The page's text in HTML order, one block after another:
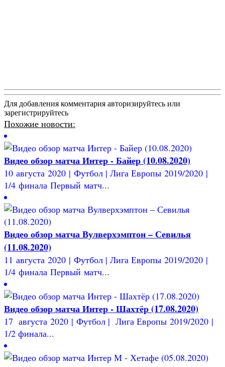
Для добавления комментария авторизируйтесь или
зарегистрируйтесь
Похожие новости:
Видео обзор матча Интер - Байер (10.08.2020)
10 августа 2020 | Футбол | Лига Европы 2019/2020 |
1/4 финала Первый матч...
Видео обзор матча Вулверхэмптон – Севилья
(11.08.2020)
11 августа 2020 | Футбол | Лига Европы 2019/2020 |
1/4 финала Первый матч...
Видео обзор матча Интер - Шахтёр (17.08.2020)
17 августа 2020 | Футбол | Лига Европы 2019/2020 |
1/2 финала...